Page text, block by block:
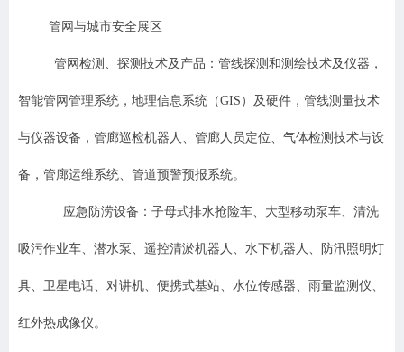
管网与城市安全展区
管网检测、探测技术及产品：管线探测和测绘技术及仪器，
智能管网管理系统，地理信息系统（GIS）及硬件，管线测量技术
与仪器设备，管廊巡检机器人、管廊人员定位、气体检测技术与设
备，管廊运维系统、管道预警预报系统。
应急防涝设备：子母式排水抢险车、大型移动泵车、清洗
吸污作业车、潜水泵、遥控清淤机器人、水下机器人、防汛照明灯
具、卫星电话、对讲机、便携式基站、水位传感器、雨量监测仪、
红外热成像仪。